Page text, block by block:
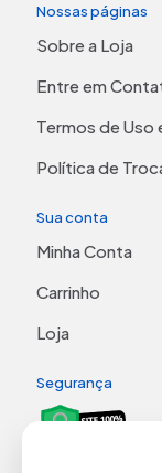
Nossas páginas
Sobre a Loja
Entre em
Termos de Uso
Política de
Sua conta
Minha Conta
Carrinho
Loja
Segurança